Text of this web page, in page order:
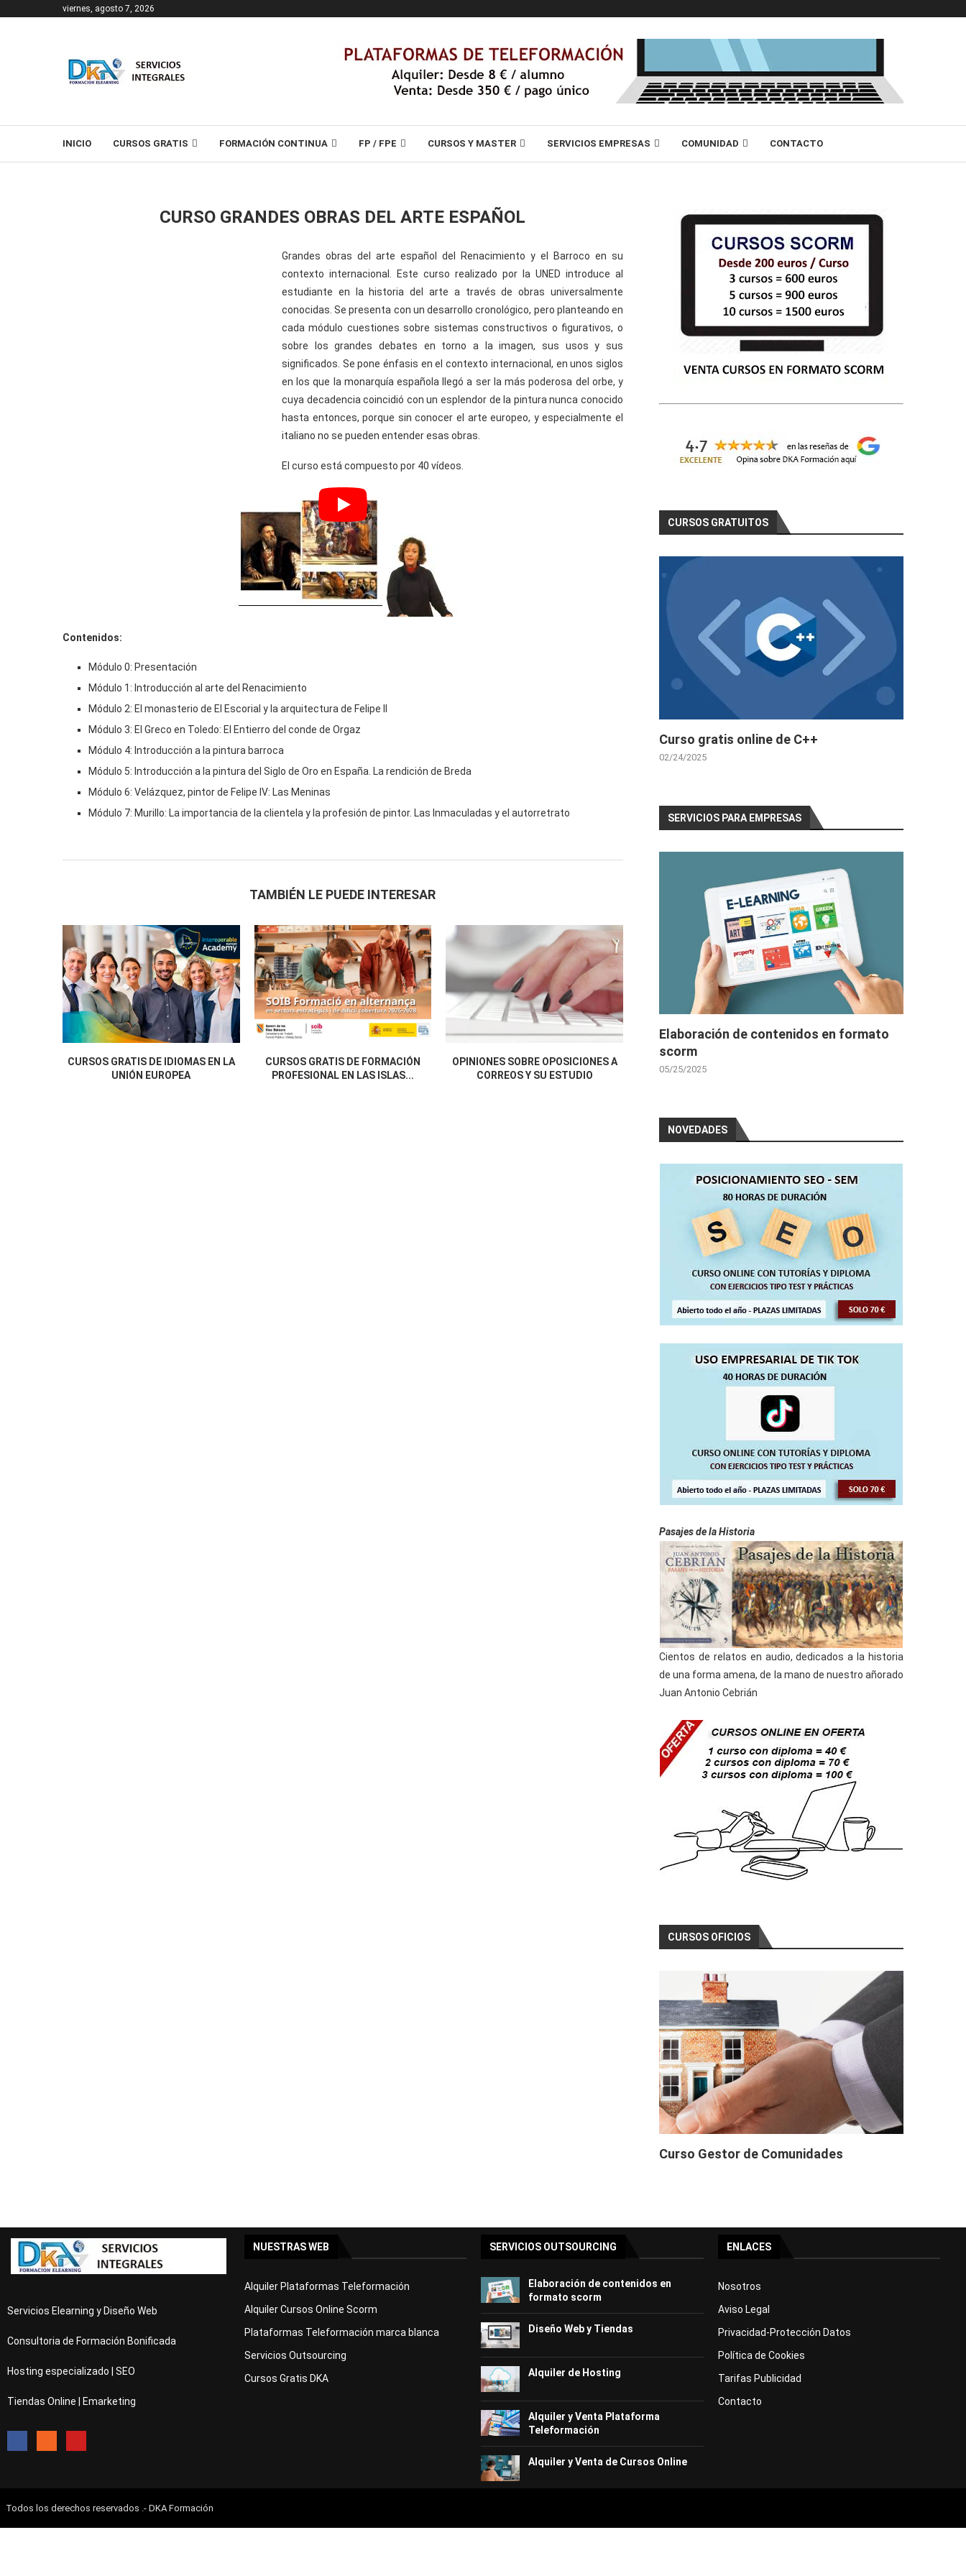
viernes, agosto 7, 2026
INICIO CURSOS GRATIS FORMACIÓN CONTINUA FP / FPE CURSOS Y MASTER SERVICIOS EMPRESAS COMUNIDAD CONTACTO
CURSO GRANDES OBRAS DEL ARTE ESPAÑOL
Grandes obras del arte español del Renacimiento y el Barroco en su
contexto internacional. Este curso realizado por la UNED introduce al
estudiante en la historia del arte a través de obras universalmente
conocidas. Se presenta con un desarrollo cronológico, pero planteando en
cada módulo cuestiones sobre sistemas constructivos o figurativos, o
sobre los grandes debates en torno a la imagen, sus usos y sus
significados. Se pone énfasis en el contexto internacional, en unos siglos
en los que la monarquía española llegó a ser la más poderosa del orbe, y
cuya decadencia coincidió con un esplendor de la pintura nunca conocido
hasta entonces, porque sin conocer el arte europeo, y especialmente el
italiano no se pueden entender esas obras.
El curso está compuesto por 40 vídeos.
Contenidos:
Módulo 0: Presentación
Módulo 1: Introducción al arte del Renacimiento
Módulo 2: El monasterio de El Escorial y la arquitectura de Felipe II
Módulo 3: El Greco en Toledo: El Entierro del conde de Orgaz
Módulo 4: Introducción a la pintura barroca
Módulo 5: Introducción a la pintura del Siglo de Oro en España. La rendición de Breda
Módulo 6: Velázquez, pintor de Felipe IV: Las Meninas
Módulo 7: Murillo: La importancia de la clientela y la profesión de pintor. Las Inmaculadas y el autorretrato
TAMBIÉN LE PUEDE INTERESAR
CURSOS GRATIS DE IDIOMAS EN LA
UNIÓN EUROPEA
CURSOS GRATIS DE FORMACIÓN
PROFESIONAL EN LAS ISLAS...
OPINIONES SOBRE OPOSICIONES A
CORREOS Y SU ESTUDIO
CURSOS GRATUITOS
Curso gratis online de C++
02/24/2025
SERVICIOS PARA EMPRESAS
Elaboración de contenidos en formato
scorm
05/25/2025
NOVEDADES
Pasajes de la Historia
Cientos de relatos en audio, dedicados a la historia
de una forma amena, de la mano de nuestro añorado
Juan Antonio Cebrián
CURSOS OFICIOS
Curso Gestor de Comunidades
Servicios Elearning y Diseño Web
Consultoria de Formación Bonificada
Hosting especializado | SEO
Tiendas Online | Emarketing
NUESTRAS WEB
Alquiler Plataformas Teleformación
Alquiler Cursos Online Scorm
Plataformas Teleformación marca blanca
Servicios Outsourcing
Cursos Gratis DKA
SERVICIOS OUTSOURCING
Elaboración de contenidos en
formato scorm
Diseño Web y Tiendas
Alquiler de Hosting
Alquiler y Venta Plataforma
Teleformación
Alquiler y Venta de Cursos Online
ENLACES
Nosotros
Aviso Legal
Privacidad-Protección Datos
Política de Cookies
Tarifas Publicidad
Contacto
Todos los derechos reservados .- DKA Formación